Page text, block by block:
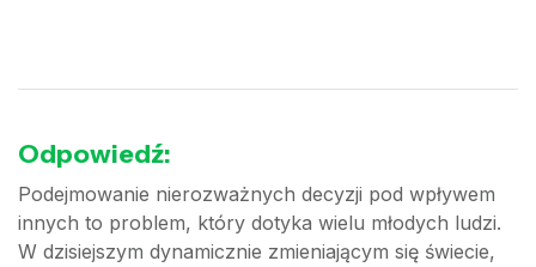
Odpowiedź:
Podejmowanie nierozważnych decyzji pod wpływem
innych to problem, który dotyka wielu młodych ludzi.
W dzisiejszym dynamicznie zmieniającym się świecie,